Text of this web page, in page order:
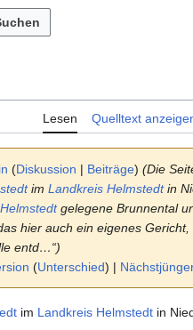
Lesen Quelltext
(Diskussion | Beiträge) (Die
im Landkreis Helmstedtin
Helmstedtgelegene Brunnental
das hier auch ein eigenes
entd…“)
(Unterschied) |
im Landkreis Helmstedt in